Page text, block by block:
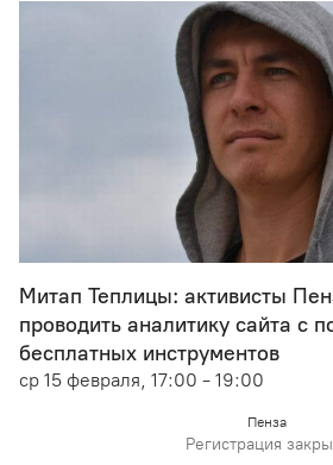
Митап Теплицы: активисты
проводить аналитику сайта с
бесплатных инструментов
ср 15 февраля, 17:00 - 19:00
Пенза
Регистрация